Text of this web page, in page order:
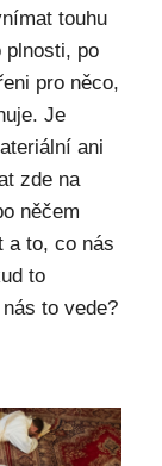
touhu
plnosti, po
pro něco,
Je
ani
zde na
něčem
a to, co nás
to
to vede?